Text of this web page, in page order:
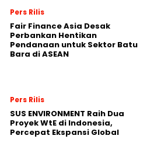
Pers Rilis
Fair Finance Asia Desak
Perbankan Hentikan
Pendanaan untuk Sektor Batu
Bara di ASEAN
Pers Rilis
SUS ENVIRONMENT Raih Dua
Proyek WtE di Indonesia,
Percepat Ekspansi Global